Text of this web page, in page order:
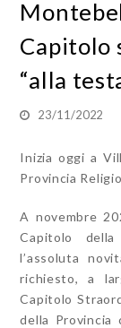
Capitolo
“alla
23/11/2022
Inizia oggi a
Provincia
A novembre
Capitolo
l’assoluta
richiesto, a
Capitolo
della Provincia